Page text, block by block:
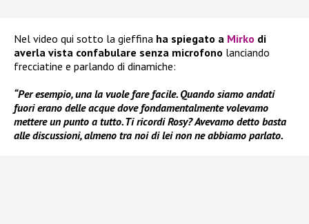
Nel video qui sotto la gieffina ha spiegato a Mirko di
averla vista confabulare senza microfono lanciando
frecciatine e parlando di dinamiche:
“Per esempio, una la vuole fare facile. Quando siamo andati
fuori erano delle acque dove fondamentalmente volevamo
mettere un punto a tutto. Ti ricordi Rosy? Avevamo detto basta
alle discussioni, almeno tra noi di lei non ne abbiamo parlato.